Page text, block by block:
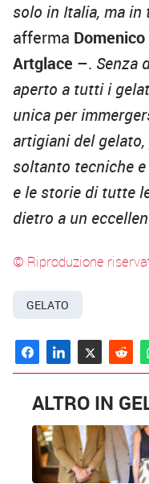
solo in Italia, ma
afferma
Artglace –. Senza
aperto a tutti i
unica per
artigiani del
soltanto tecniche
e le storie di tutte
dietro a un
© Riproduzione
GELATO
ALTRO IN